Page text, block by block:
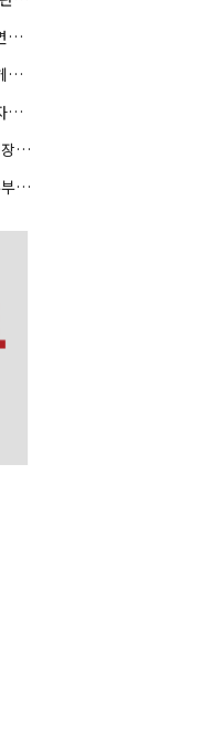
클로봇, 임원은 고점 매도·최대주주는 유증 외면…책임투자 도마
(리캡의 명암)③지분은 남기고 원금은 빼고…헤지펀드로 번진 리캡
엘앤케이바이오, 해외채권 769억 쌓였는데…자회사 4곳 자본잠식
(창간7주년 기획: 생산적금융의 명암)①국민성장펀드 자금흐름 해부
(리캡의 명암)②빚으로 회수한 원금, 기업 재무부담으로 남았다